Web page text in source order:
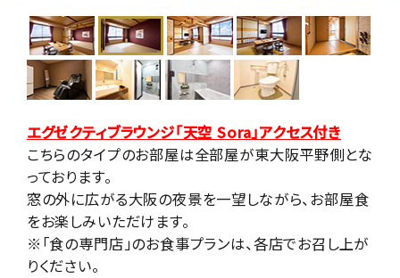
エグゼクティブラウンジ「天空 Sora」アクセス付き
こちらのタイプのお部屋は全部屋が東大阪平野側とな
っております。
窓の外に広がる大阪の夜景を一望しながら、お部屋食
をお楽しみいただけます。
※「食の専門店」のお食事プランは、各店でお召し上が
りください。